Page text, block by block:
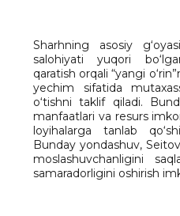
Sharhning asosiy
salohiyati yuqori
qaratish orqali “yangi
yechim sifatida
o‘tishni taklif qiladi.
manfaatlari va resurs
loyihalarga tanlab
Bunday yondashuv,
moslashuvchanligini
samaradorligini oshirish